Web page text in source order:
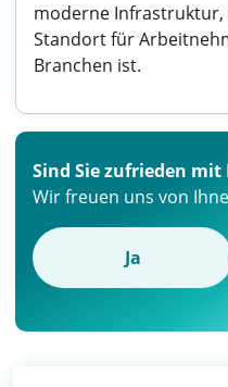
moderne
Standort für
Branchen ist.
Sind Sie zufrieden mit
Wir freuen uns von
Ja